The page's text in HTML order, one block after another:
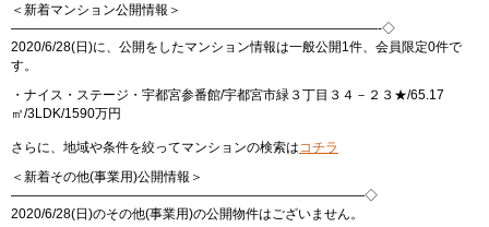
＜新着マンション公開情報＞
————————————————————————————-◇
2020/6/28(日)に、公開をしたマンション情報は一般公開1件、会員限定0件で
す。
・ナイス・ステージ・宇都宮参番館/宇都宮市緑３丁目３４－２３★/65.17
㎡/3LDK/1590万円
さらに、地域や条件を絞ってマンションの検索はコチラ
＜新着その他(事業用)公開情報＞
———————————————————————————◇
2020/6/28(日)のその他(事業用)の公開物件はございません。